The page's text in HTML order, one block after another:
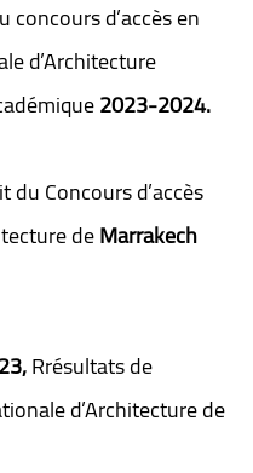
concours d’accès en
d’Architecture
2023-2024.
Concours d’accès
deMarrakech
Rrésultats de
d’Architecture de